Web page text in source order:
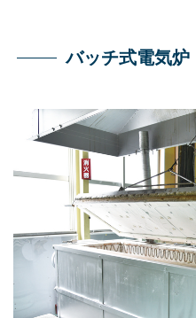
バッチ式電気炉